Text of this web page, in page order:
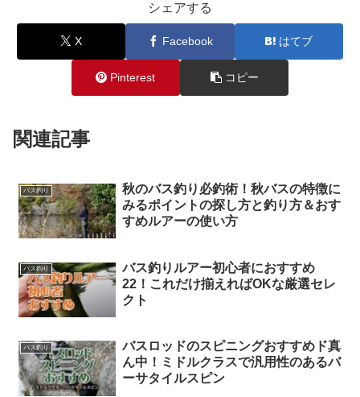
シェアする
X Facebook はてブ
Pinterest コピー
関連記事
バス釣り
秋のバス釣り必釣術！秋バスの特徴に
みるポイントの探し方と釣り方＆おす
すめルアーの使い方
バス釣り
バス釣りルアー初心者におすすめ
22！これだけ揃えればOKな厳選セレ
クト
バス釣り
バスロッドのスピニングおすすめド真
ん中！ミドルクラスで汎用性のあるバ
ーサタイルスピン